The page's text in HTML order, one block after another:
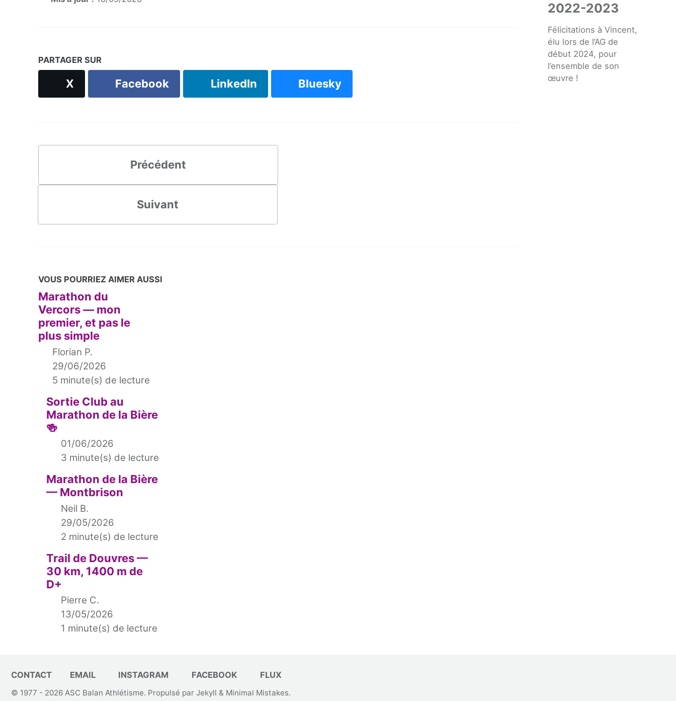
2022-2023
Félicitations à Vincent,
élu lors de l’AG de
début 2024, pour
l’ensemble de son
œuvre !
PARTAGER SUR
X Facebook LinkedIn Bluesky
Précédent
Suivant
VOUS POURRIEZ AIMER AUSSI
Marathon du
Vercors — mon
premier, et pas le
plus simple
Florian P.
29/06/2026
5 minute(s) de lecture
Sortie Club au
Marathon de la Bière
🍻
01/06/2026
3 minute(s) de lecture
Marathon de la Bière
— Montbrison
Neil B.
29/05/2026
2 minute(s) de lecture
Trail de Douvres —
30 km, 1400 m de
D+
Pierre C.
13/05/2026
1 minute(s) de lecture
CONTACT EMAIL INSTAGRAM FACEBOOK FLUX
© 1977 - 2026 ASC Balan Athlétisme. Propulsé par Jekyll & Minimal Mistakes.